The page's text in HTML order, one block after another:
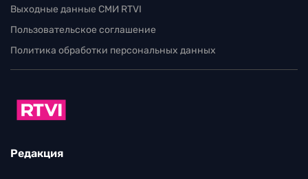
Выходные данные СМИ RTVI
Пользовательское соглашение
Политика обработки персональных данных
Редакция